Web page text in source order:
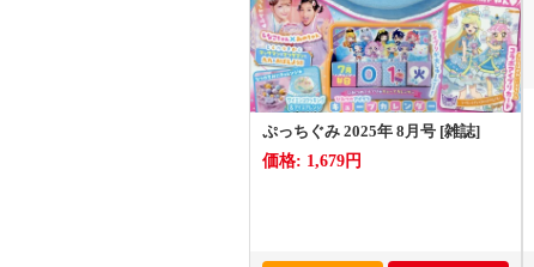
ぷっちぐみ 2025年 8月号 [雑誌]
価格: 1,679円